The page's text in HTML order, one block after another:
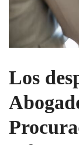
Los